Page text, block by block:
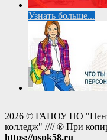
Узнать больше...
2026 © ГАПОУ ПО
колледж" //// ® При
https://pspk58.ru